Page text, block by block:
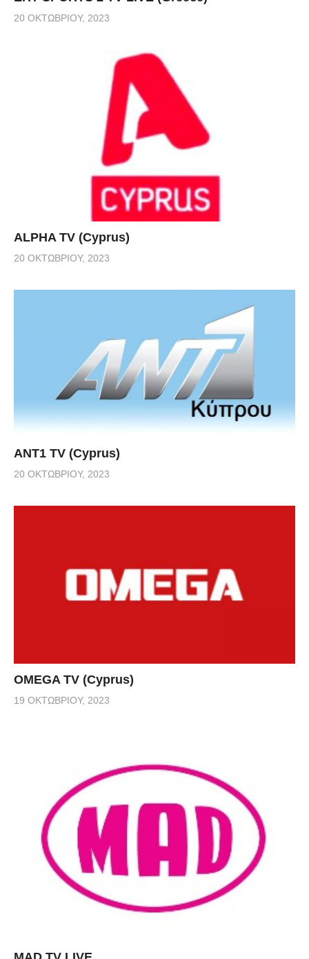
20 ΟΚΤΩΒΡΊΟΥ, 2023
ALPHA TV (Cyprus)
20 ΟΚΤΩΒΡΊΟΥ, 2023
ANT1 TV (Cyprus)
20 ΟΚΤΩΒΡΊΟΥ, 2023
OMEGA TV (Cyprus)
19 ΟΚΤΩΒΡΊΟΥ, 2023